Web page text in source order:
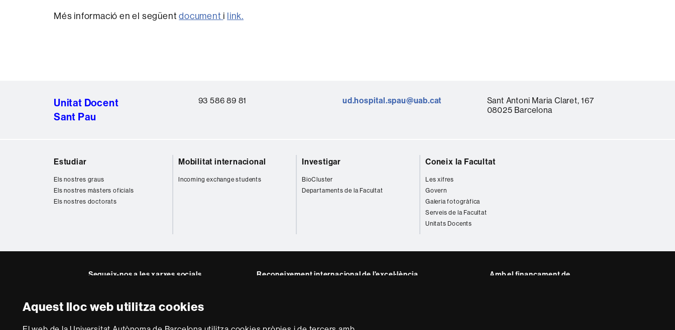
Aquest lloc web utilitza cookies
Més informació en el següentdocument i link.
Unitat Docent
Sant Pau
93 586 89 81 ud.hospital.spau@uab.cat
Sant Antoni Maria Claret, 167
08025 Barcelona
Estudiar
Els nostres graus
Els nostres màsters oficials
Els nostres doctorats
Mobilitat internacional
Incoming exchange students
Investigar
BioCluster
Departaments de la Facultat
Coneix la Facultat
Les xifres
Govern
Galeria fotogràfica
Serveis de la Facultat
Unitats Docents
Segueix-nos a les xarxes socials
Twitter
Reconeixement internacional de l'excel·lència Amb el finançament de
Sobre